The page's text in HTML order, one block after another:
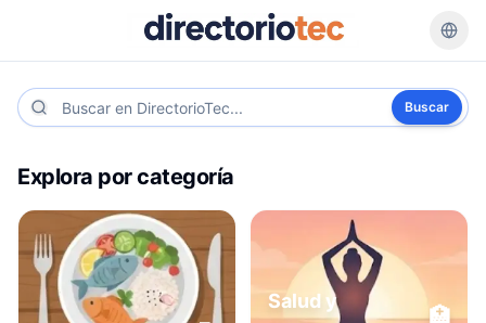
Buscar
Explora por categoría
Salud y
🏥